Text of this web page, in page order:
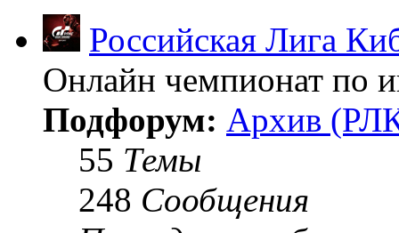
Российская Лига
Онлайн чемпионат по
Подфорум: Архив
55 Темы
248 Сообщения